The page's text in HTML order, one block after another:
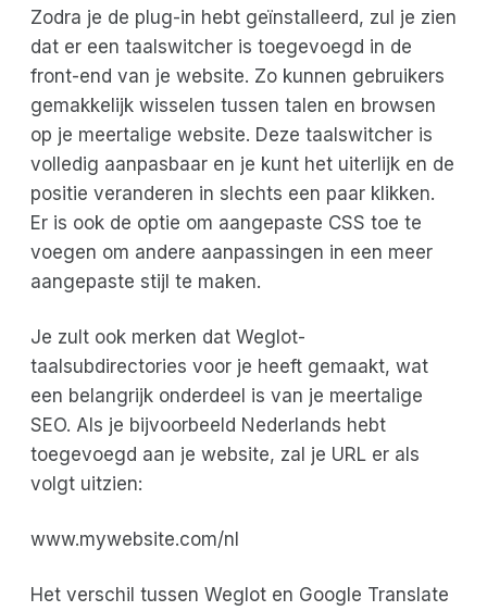
Zodra je de plug-in hebt geïnstalleerd, zul je zien
dat er een taalswitcher is toegevoegd in de
front-end van je website. Zo kunnen gebruikers
gemakkelijk wisselen tussen talen en browsen
op je meertalige website. Deze taalswitcher is
volledig aanpasbaar en je kunt het uiterlijk en de
positie veranderen in slechts een paar klikken.
Er is ook de optie om aangepaste CSS toe te
voegen om andere aanpassingen in een meer
aangepaste stijl te maken.
Je zult ook merken dat Weglot-
taalsubdirectories voor je heeft gemaakt, wat
een belangrijk onderdeel is van je meertalige
SEO. Als je bijvoorbeeld Nederlands hebt
toegevoegd aan je website, zal je URL er als
volgt uitzien:
www.mywebsite.com/nl
Het verschil tussen Weglot en Google Translate